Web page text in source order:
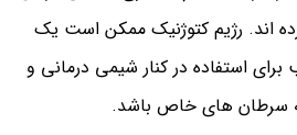
اند. رژیم کتوژنیک ممکن است یک
استفاده در کنار شیمی درمانی و
به سرطان های خاص باشد.